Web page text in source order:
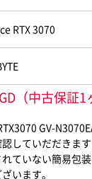
RTX 3070
（中古保
GV-
ていだだきます
ていない簡易包装
います。